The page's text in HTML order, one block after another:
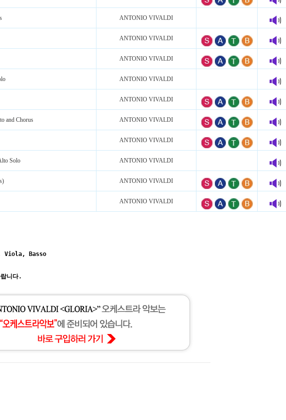
ANTONIO VIVALDI
ANTONIO VIVALDI
ANTONIO VIVALDI
ANTONIO VIVALDI
ANTONIO VIVALDI
and Chorus ANTONIO VIVALDI
ANTONIO VIVALDI
Solo ANTONIO VIVALDI
ANTONIO VIVALDI
ANTONIO VIVALDI
Viola, Basso
니다.